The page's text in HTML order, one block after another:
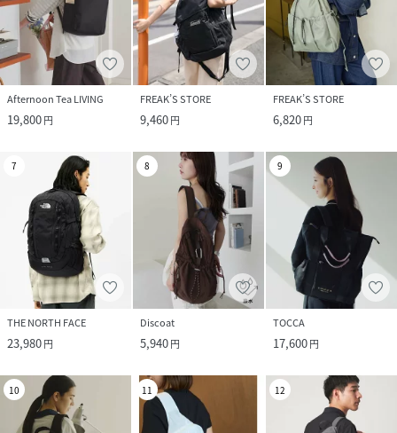
Afternoon Tea LIVING
19,800円
FREAK’S STORE
9,460円
FREAK’S STORE
6,820円
7
THE NORTH FACE
23,980円
8
Discoat
5,940円
9
TOCCA
17,600円
10 11 12